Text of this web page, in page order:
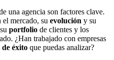
una agencia son factores clave.
mercado, su evolución y su
portfolio de clientes y los
¿Han trabajado con empresas
de éxito que puedas analizar?